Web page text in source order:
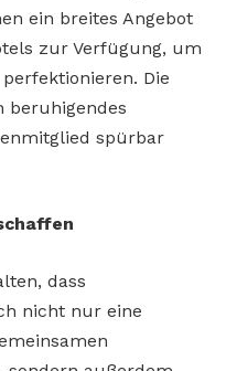
ein breites Angebot
zur Verfügung, um
Die
beruhigendes
spürbar
dass
nicht nur eine